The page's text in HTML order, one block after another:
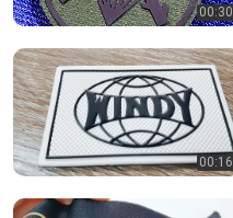
00:30
00:16